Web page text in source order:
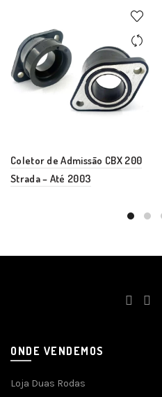
Coletor de Admissão CBX 200
Strada – Até 2003
ONDE VENDEMOS
Loja Duas Rodas